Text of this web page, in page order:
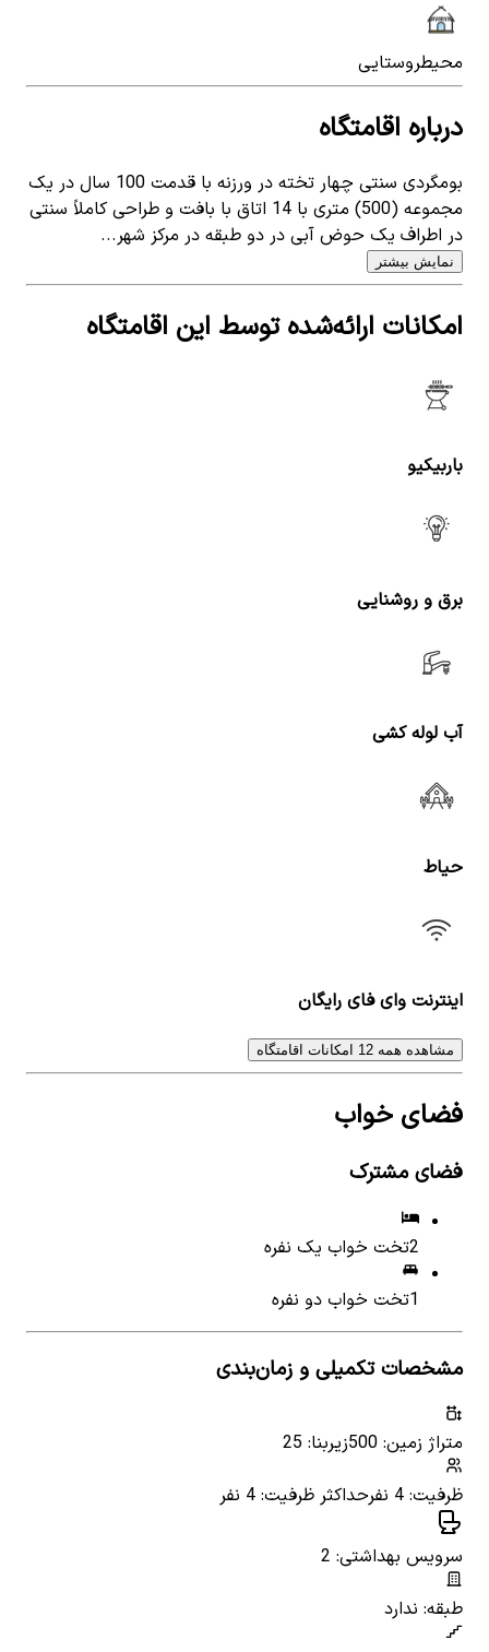
محیطروستایی
درباره اقامتگاه
بومگردی سنتی چهار تخته در ورزنه با قدمت 100 سال در یک
مجموعه (500) متری با 14 اتاق با بافت و طراحی کاملاً سنتی
در اطراف یک حوض آبی در دو طبقه در مرکز شهر...
نمایش بیشتر
امکانات ارائه‌شده توسط این اقامتگاه
باربیکیو
برق و روشنایی
آب لوله کشی
حیاط
اینترنت وای فای رایگان
مشاهده همه 12 امکانات اقامتگاه
فضای خواب
فضای مشترک
2تخت خواب یک نفره
1تخت خواب دو نفره
مشخصات تکمیلی و زمان‌بندی
متراژ زمین: 500
زیربنا: 25
ظرفیت: 4 نفر
حداکثر ظرفیت: 4 نفر
سرویس بهداشتی: 2
طبقه: ندارد